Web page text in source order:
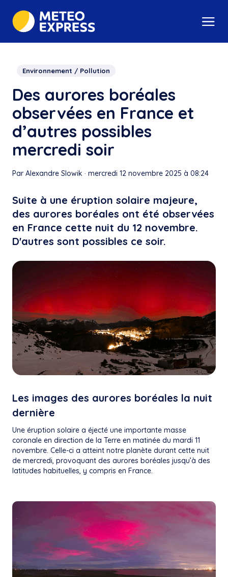
Environnement / Pollution
Des aurores boréales
observées en France et
d’autres possibles
mercredi soir
Par Alexandre Slowik · mercredi 12 novembre 2025 à 08:24
Suite à une éruption solaire majeure,
des aurores boréales ont été observées
en France cette nuit du 12 novembre.
D'autres sont possibles ce soir.
Les images des aurores boréales la nuit
dernière
Une éruption solaire a éjecté une importante masse
coronale en direction de la Terre en matinée du mardi 11
novembre. Celle-ci a atteint notre planète durant cette nuit
de mercredi, provoquant des aurores boréales jusqu’à des
latitudes habituelles, y compris en France.